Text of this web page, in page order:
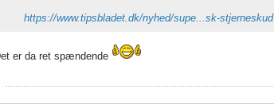
https://www.tipsbladet.dk/nyhed/supe...sk-stjerneskud
er da ret spændende